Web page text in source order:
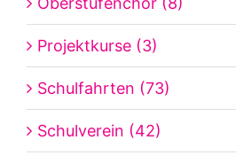
Projektkurse (3)
Schulfahrten (73)
Schulverein (42)